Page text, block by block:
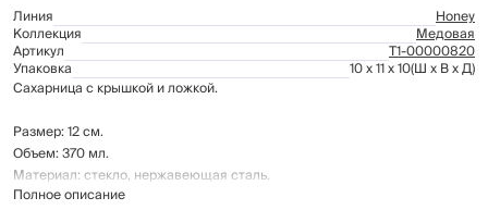
Линия
Honey
Коллекция Медовая
Артикул Т1-00000820
Упаковка 10 x 11 x 10(Ш x В x Д)
Сахарница с крышкой и ложкой.
Размер: 12 см.
Объем: 370 мл.
Материал: стекло, нержавеющая сталь.
Полное описание